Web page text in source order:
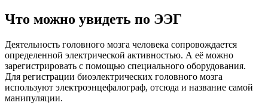
Что можно увидеть по ЭЭГ
Деятельность головного мозга человека сопровождается
определенной электрической активностью. А её можно
зарегистрировать с помощью специального оборудования.
Для регистрации биоэлектрических головного мозга
используют электроэнцефалограф, отсюда и название самой
манипуляции.